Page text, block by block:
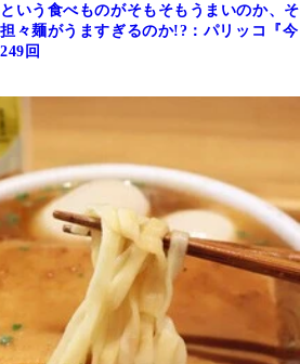
いう食べものがそもそもうまいのか、そ
々麺がうますぎるのか!?：パリッコ『今
回